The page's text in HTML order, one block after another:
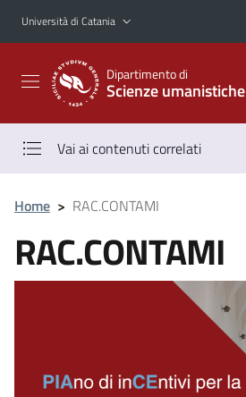
Vai al contenuto principale
Vai al menu di navigazione
Università di Catania
Dipartimento di
Scienze umanistiche
Vai ai contenuti correlati
Home > RAC.CONTAMI
RAC.CONTAMI